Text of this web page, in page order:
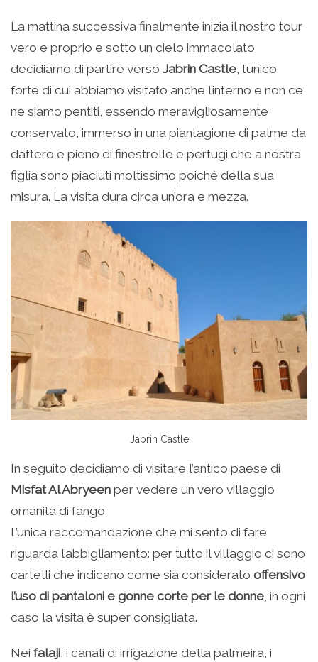
La mattina successiva finalmente inizia il nostro tour
vero e proprio e sotto un cielo immacolato
decidiamo di partire verso Jabrin Castle , l’unico
forte di cui abbiamo visitato anche l’interno e non ce
ne siamo pentiti, essendo meravigliosamente
conservato, immerso in una piantagione di palme da
dattero e pieno di finestrelle e pertugi che a nostra
figlia sono piaciuti moltissimo poiché della sua
misura. La visita dura circa un’ora e mezza.
Jabrin Castle
In seguito decidiamo di visitare l’antico paese di
Misfat Al Abryeen per vedere un vero villaggio
omanita di fango.
L’unica raccomandazione che mi sento di fare
riguarda l’abbigliamento: per tutto il villaggio ci sono
cartelli che indicano come sia considerato offensivo
l’uso di pantaloni e gonne corte per le donne, in ogni
caso la visita è super consigliata.
Nei falaji, i canali di irrigazione della palmeira, i